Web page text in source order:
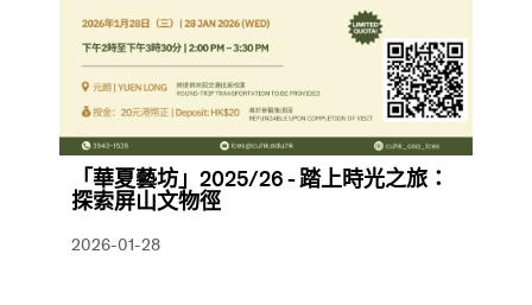
「華夏藝坊」2025/26 - 踏上時光之旅：
探索屏山文物徑
2026-01-28